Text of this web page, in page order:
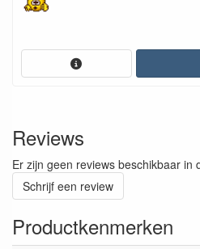
Reviews
Er zijn geen reviews beschikbaar in
Schrijf een review
Productkenmerken